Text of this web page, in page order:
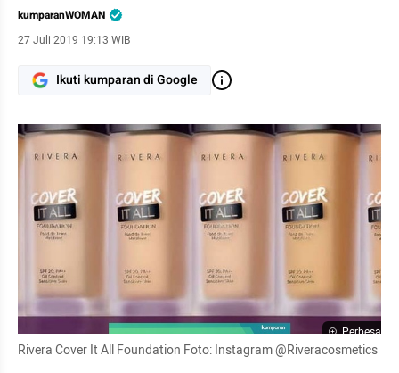
kumparanWOMAN
27 Juli 2019 19:13 WIB
Ikuti kumparan di Google
Perbesar
Rivera Cover It All Foundation Foto: Instagram @Riveracosmetics